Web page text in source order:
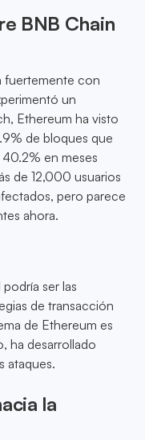
BNB Chain
fuertemente con
un
Ethereum ha visto
de bloques que
en meses
de 12,000 usuarios
pero parece
ahora.
ser las
de transacción
de Ethereum es
ha desarrollado
ataques.
la